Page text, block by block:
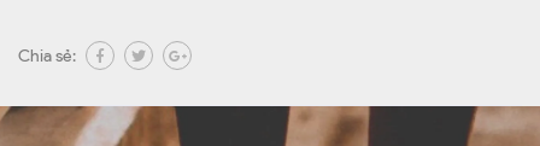
Chia sẻ: